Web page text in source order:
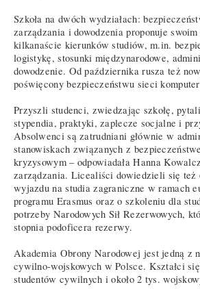
Szkoła na dwóch wydziałach:
zarządzania i dowodzenia proponuje swoim
kilkanaście kierunków studiów, m.in.
logistykę, stosunki międzynarodowe,
dowodzenie. Od października rusza też
poświęcony bezpieczeństwu sieci
Przyszli studenci, zwiedzając szkołę,
stypendia, praktyki, zaplecze socjalne i
Absolwenci są zatrudniani głównie w
stanowiskach związanych z
kryzysowym – odpowiadała Hanna
zarządzania. Licealiści dowiedzieli się też
wyjazdu na studia zagraniczne w ramach
programu Erasmus oraz o szkoleniu dla
potrzeby Narodowych Sił Rezerwowych,
stopnia podoficera rezerwy.
Akademia Obrony Narodowej jest jedną z
cywilno-wojskowych w Polsce. Kształci
studentów cywilnych i około 2 tys.